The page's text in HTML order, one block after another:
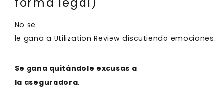
forma legal)
No se
le gana a Utilization Review discutiendo emociones.
Se gana quitándole excusas a
la aseguradora.